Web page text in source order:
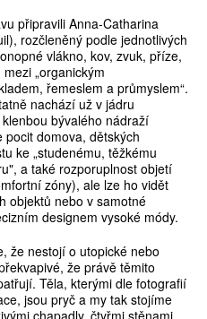
připravili Anna-Catharina
rozčleněný podle jednotlivých
vlákno, kov, zvuk, příze,
„organickým
řemeslem a průmyslem“.
nachází už v jádru
bývalého nádraží
domova, dětských
ke „studenému, těžkému
a také rozporuplnost objetí
zóny), ale lze ho vidět
objektů nebo v samotné
designem vysoké módy.
že nestojí o utopické nebo
že právě těmito
Těla, kterými dle fotografií
jsou pryč a my tak stojíme